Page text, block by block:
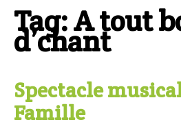
Tag: A tout
d’chant
Spectacle
Famille